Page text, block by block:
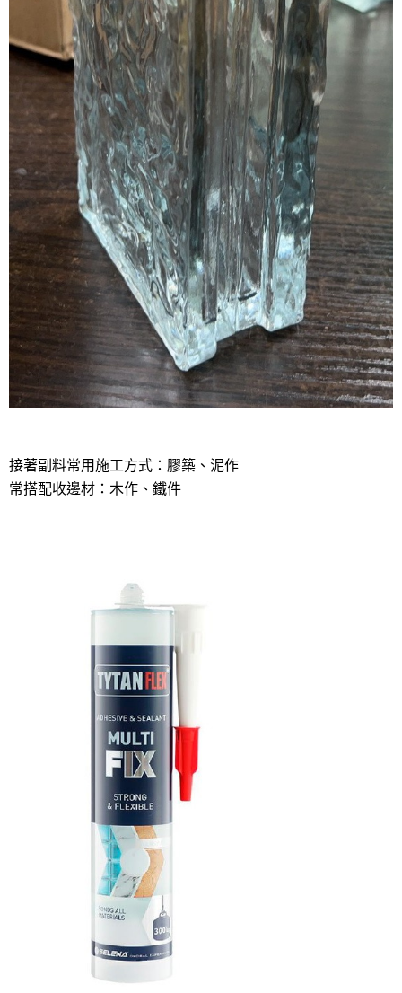
接著副料常用施工方式：膠築、泥作
常搭配收邊材：木作、鐵件